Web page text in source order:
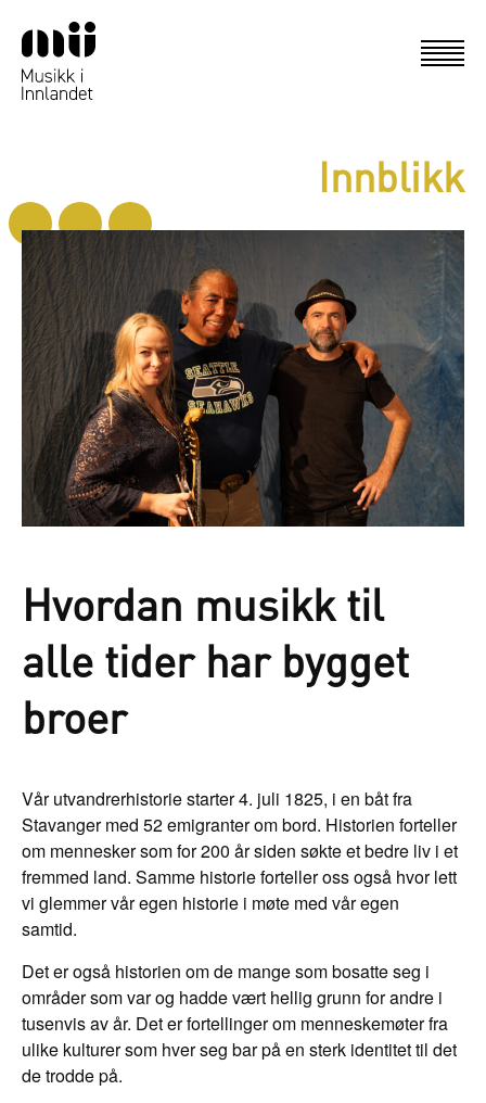
Innblikk
Hvordan musikk til
alle tider har bygget
broer
Vår utvandrerhistorie starter 4. juli 1825, i en båt fra
Stavanger med 52 emigranter om bord. Historien forteller
om mennesker som for 200 år siden søkte et bedre liv i et
fremmed land. Samme historie forteller oss også hvor lett
vi glemmer vår egen historie i møte med vår egen
Det er også historien om de mange som bosatte seg i
områder som var og hadde vært hellig grunn for andre i
tusenvis av år. Det er fortellinger om menneskemøter fra
ulike kulturer som hver seg bar på en sterk identitet til det
de trodde på.